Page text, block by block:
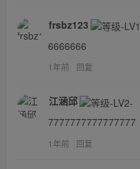
frsbz123
6666666
1年前 回复
江涵邱
7777777777777777
1年前 回复